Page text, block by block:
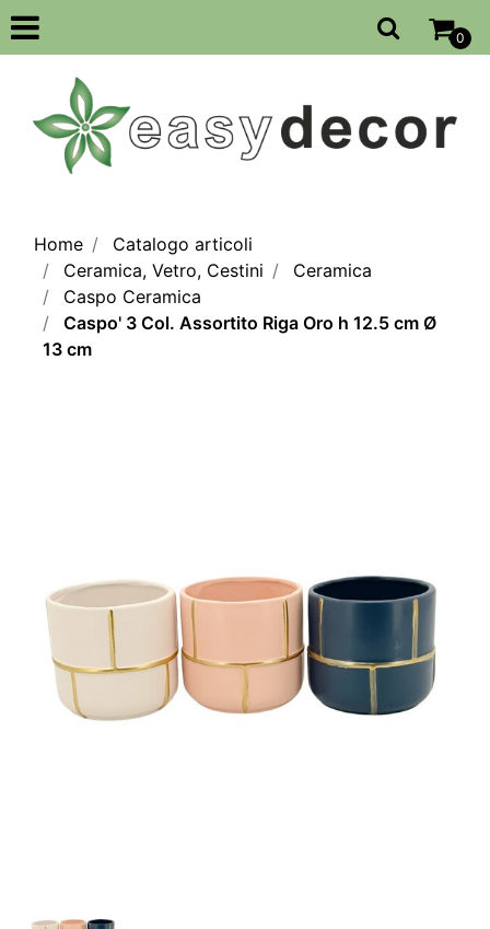
Open
0
Home
Catalogo articoli
Ceramica, Vetro, Cestini
Ceramica
Caspo Ceramica
Caspo' 3 Col. Assortito Riga Oro h 12.5 cm Ø
13 cm